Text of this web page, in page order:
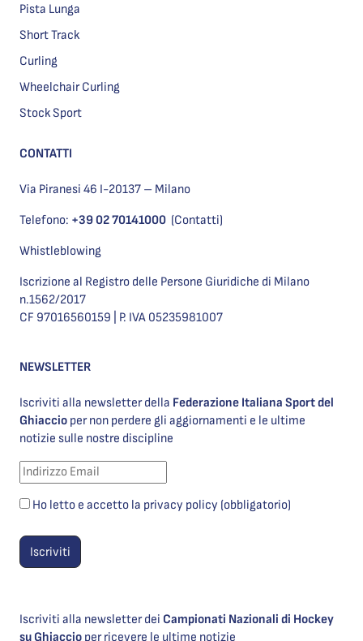
Pista Lunga
Short Track
Curling
Wheelchair Curling
Stock Sport
CONTATTI
Via Piranesi 46 I-20137 – Milano
Telefono: +39 02 70141000 (Contatti)
Whistleblowing
Iscrizione al Registro delle Persone Giuridiche di Milano
n.1562/2017
CF 97016560159 | P. IVA 05235981007
NEWSLETTER
Iscriviti alla newsletter della Federazione Italiana Sport del
Ghiaccio per non perdere gli aggiornamenti e le ultime
notizie sulle nostre discipline
Ho letto e accetto la privacy policy (obbligatorio)
Iscriviti alla newsletter dei Campionati Nazionali di Hockey
su Ghiaccio per ricevere le ultime notizie